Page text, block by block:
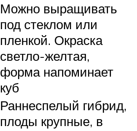
Можно выращивать
под стеклом или
пленкой. Окраска
светло-желтая,
форма напоминает
куб
Раннеспелый гибрид,
плоды крупные, в